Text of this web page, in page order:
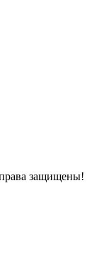
защищены!